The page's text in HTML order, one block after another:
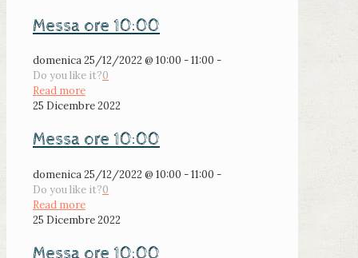
Messa ore 10:00
domenica 25/12/2022 @ 10:00 - 11:00 -
Do you like it?0
Read more
25 Dicembre 2022
Messa ore 10:00
domenica 25/12/2022 @ 10:00 - 11:00 -
Do you like it?0
Read more
25 Dicembre 2022
Messa ore 10:00